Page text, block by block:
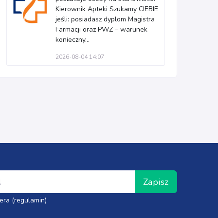
Kierownik Apteki Szukamy CIEBIE
jeśli: posiadasz dyplom Magistra
Farmacji oraz PWZ – warunek
konieczny...
2026-08-04 14:07
Zapisz
(regulamin)